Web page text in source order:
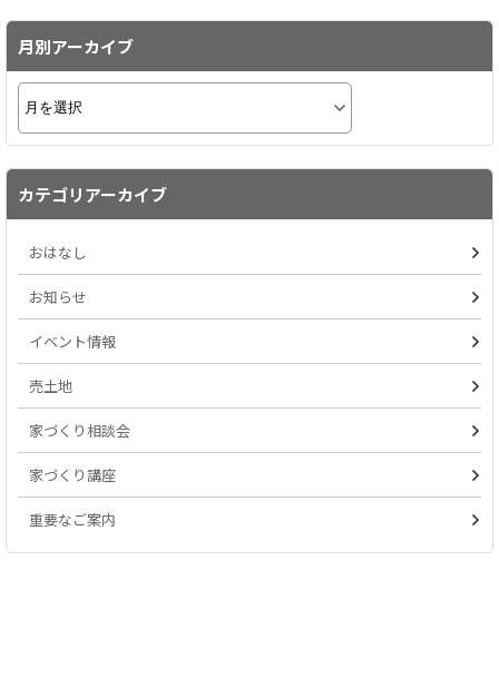
月別アーカイブ
カテゴリアーカイブ
おはなし
お知らせ
イベント情報
売土地
家づくり相談会
家づくり講座
重要なご案内